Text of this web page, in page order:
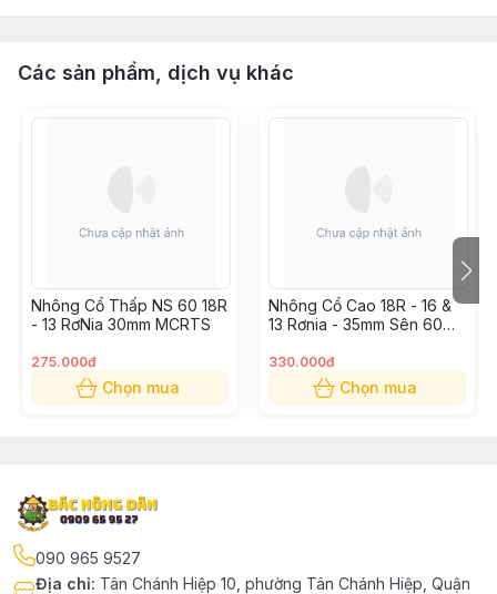
Các sản phẩm, dịch vụ khác
Nhông Cổ Thấp NS 60 18R
- 13 RơNia 30mm MCRTS
275.000đ
Chọn mua
Nhông Cổ Cao 18R - 16 &
13 Rơnia - 35mm Sên 60
330.000đ
Chọn mua
090 965 9527
Địa chỉ: Tân Chánh Hiệp 10, phường Tân Chánh Hiệp, Quận